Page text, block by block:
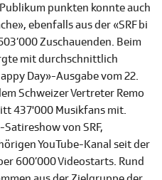
punkten konnte auch
ebenfalls aus der «SRF bi
Zuschauenden. Beim
mit durchschnittlich
Day»-Ausgabe vom 22.
Schweizer Vertreter Remo
437'000 Musikfans mit.
von SRF,
YouTube-Kanal seit der
600’000 Videostarts. Rund